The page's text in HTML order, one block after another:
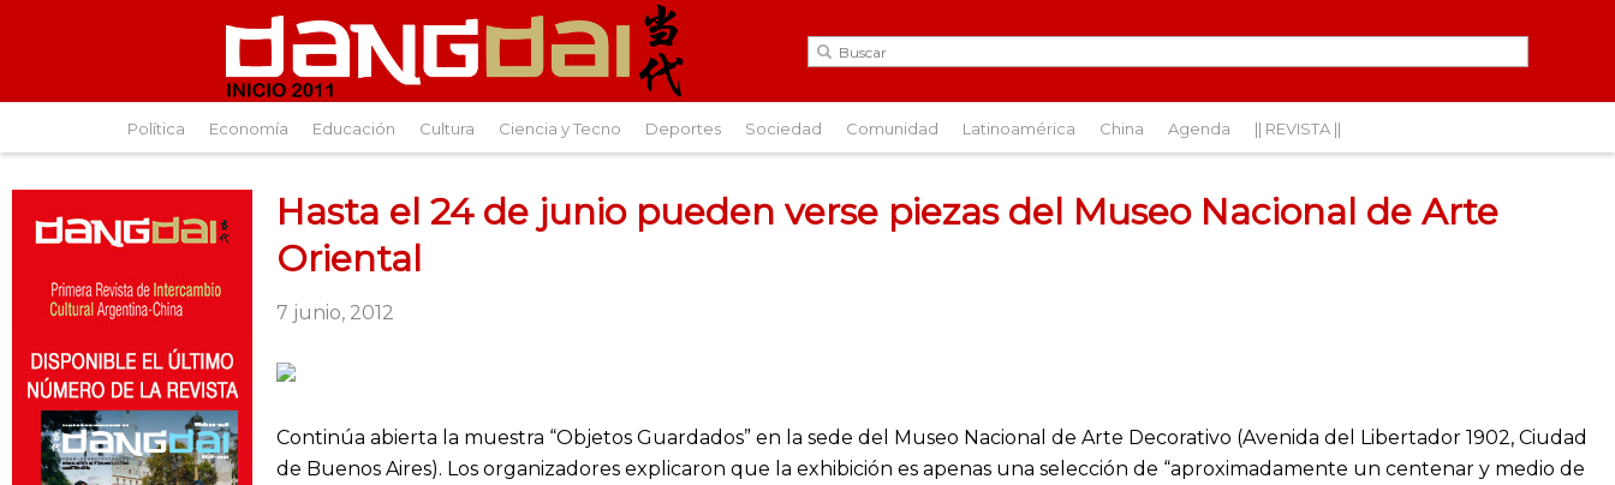
Política Economía Educación Cultura Ciencia y Tecno Deportes Sociedad Comunidad Latinoamérica China Agenda || REVISTA ||
Hasta el 24 de junio pueden verse piezas del Museo Nacional de Arte
Oriental
7 junio, 2012
Continúa abierta la muestra “Objetos Guardados” en la sede del Museo Nacional de Arte Decorativo (Avenida del Libertador 1902, Ciudad
de Buenos Aires). Los organizadores explicaron que la exhibición es apenas una selección de “aproximadamente un centenar y medio de